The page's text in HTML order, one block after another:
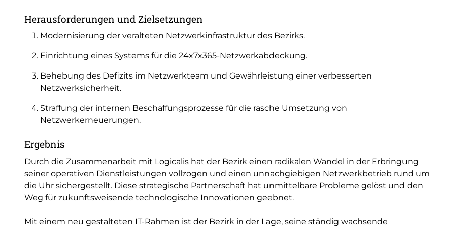
Herausforderungen und Zielsetzungen
Modernisierung der veralteten Netzwerkinfrastruktur des Bezirks.
Einrichtung eines Systems für die 24x7x365-Netzwerkabdeckung.
Behebung des Defizits im Netzwerkteam und Gewährleistung einer verbesserten
Netzwerksicherheit.
Straffung der internen Beschaffungsprozesse für die rasche Umsetzung von
Netzwerkerneuerungen.
Ergebnis
Durch die Zusammenarbeit mit Logicalis hat der Bezirk einen radikalen Wandel in der Erbringung
seiner operativen Dienstleistungen vollzogen und einen unnachgiebigen Netzwerkbetrieb rund um
die Uhr sichergestellt. Diese strategische Partnerschaft hat unmittelbare Probleme gelöst und den
Weg für zukunftsweisende technologische Innovationen geebnet.
Mit einem neu gestalteten IT-Rahmen ist der Bezirk in der Lage, seine ständig wachsende